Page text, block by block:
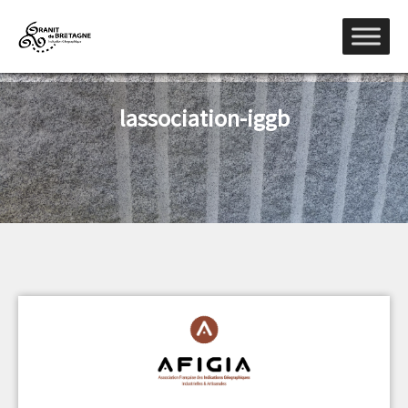
lassociation-iggb